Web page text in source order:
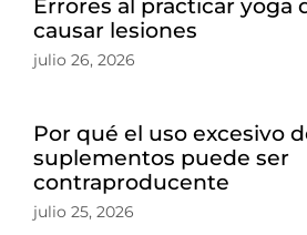
Errores al practicar yoga
causar lesiones
julio 26, 2026
Por qué el uso excesivo
suplementos puede ser
contraproducente
julio 25, 2026